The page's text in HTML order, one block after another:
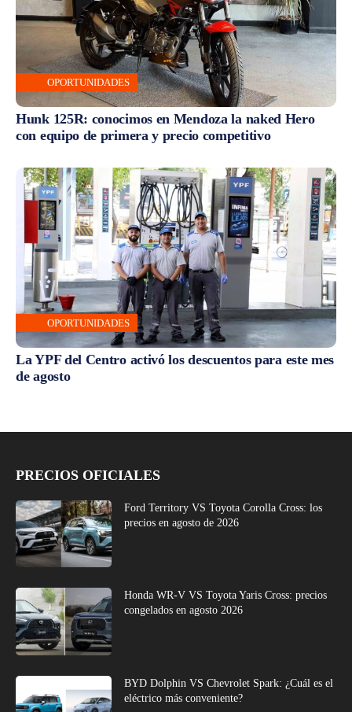
OPORTUNIDADES
Hunk 125R: conocimos en Mendoza la naked Hero
con equipo de primera y precio competitivo
OPORTUNIDADES
La YPF del Centro activó los descuentos para este mes
de agosto
PRECIOS OFICIALES
Ford Territory VS Toyota Corolla Cross: los
precios en agosto de 2026
Honda WR-V VS Toyota Yaris Cross: precios
congelados en agosto 2026
BYD Dolphin VS Chevrolet Spark: ¿Cuál es el
eléctrico más conveniente?